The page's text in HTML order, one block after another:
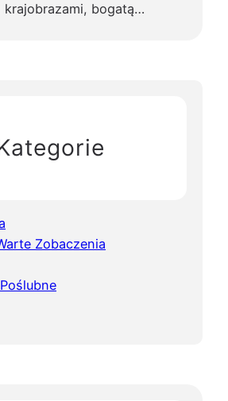
krajobrazami, bogatą…
Zobaczenia